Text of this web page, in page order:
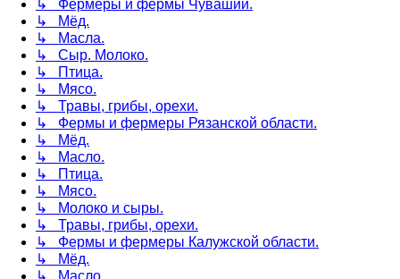
↳ Фермеры и фермы Чувашии.
↳ Мёд.
↳ Масла.
↳ Сыр. Молоко.
↳ Птица.
↳ Мясо.
↳ Травы, грибы, орехи.
↳ Фермы и фермеры Рязанской области.
↳ Мёд.
↳ Масло.
↳ Птица.
↳ Мясо.
↳ Молоко и сыры.
↳ Травы, грибы, орехи.
↳ Фермы и фермеры Калужской области.
↳ Мёд.